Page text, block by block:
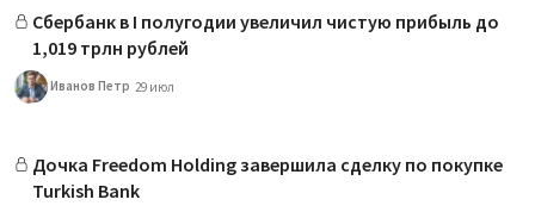
Сбербанк в I полугодии увеличил чистую прибыль до
1,019 трлн рублей
Иванов Петр 29 июл
Дочка Freedom Holding завершила сделку по покупке
Turkish Bank